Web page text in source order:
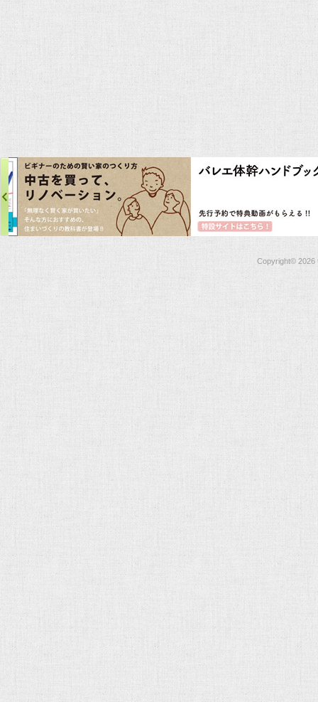
Copyright© 2026